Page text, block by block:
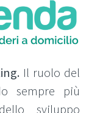
Il ruolo del
sempre più
sviluppo